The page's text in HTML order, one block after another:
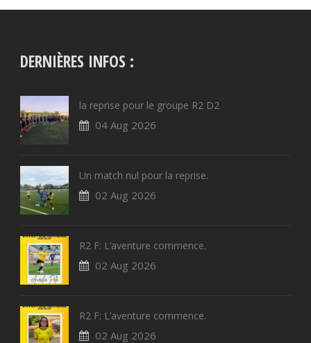
DERNIÈRES INFOS :
la reprise pour le groupe R2 D2
04 Aug 2026
Un match nul pour la reprise.
02 Aug 2026
R2 F: L’aventure commence.
02 Aug 2026
R2 F: L’aventure commence.
02 Aug 2026